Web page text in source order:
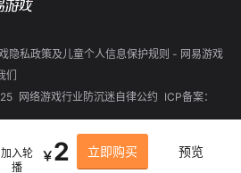
加入轮
播
￥2 立即购买 预览
隐私政策及儿童个人信息保护规则 - 网易游戏
们
网络游戏行业防沉迷自律公约 ICP备案：